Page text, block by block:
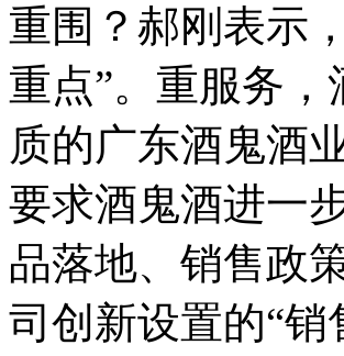
重围？郝刚表示
重点”。重服务
质的广东酒鬼酒
要求酒鬼酒进一
品落地、销售政
司创新设置的“